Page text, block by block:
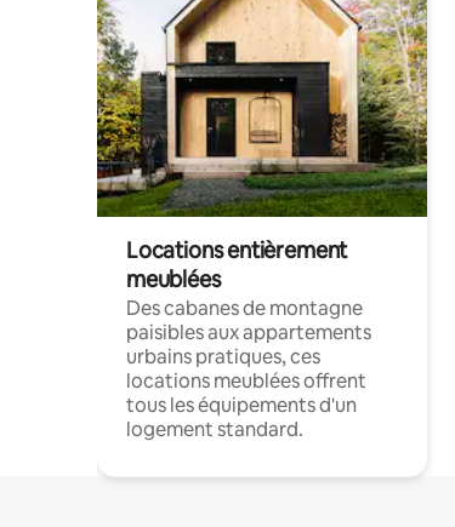
Locations entièrement
meublées
Des cabanes de montagne
paisibles aux appartements
urbains pratiques, ces
locations meublées offrent
tous les équipements d'un
logement standard.